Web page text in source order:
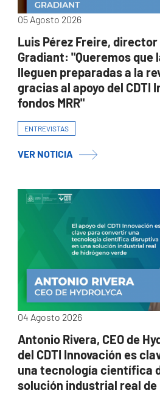
05 Agosto 2026
Luis Pérez Freire,
Gradiant: "Queremos que
lleguen preparadas a la
gracias al apoyo del CDTI
fondos MRR"
ENTREVISTAS
VER NOTICIA
04 Agosto 2026
Antonio Rivera, CEO de
del CDTI Innovación es
una tecnología científica
solución industrial real de